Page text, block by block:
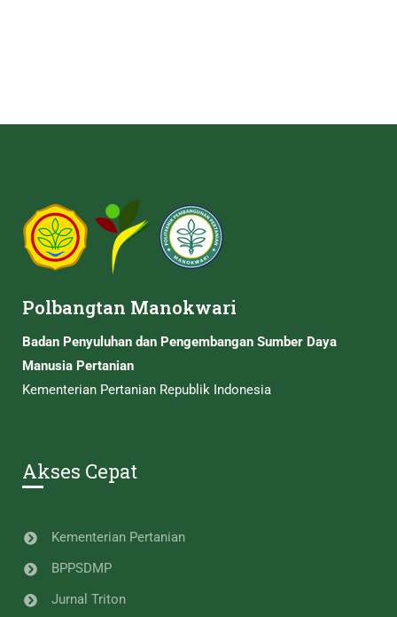
Polbangtan Manokwari
Badan Penyuluhan dan Pengembangan Sumber Daya
Manusia Pertanian
Kementerian Pertanian Republik Indonesia
Akses Cepat
Kementerian Pertanian
BPPSDMP
Jurnal Triton